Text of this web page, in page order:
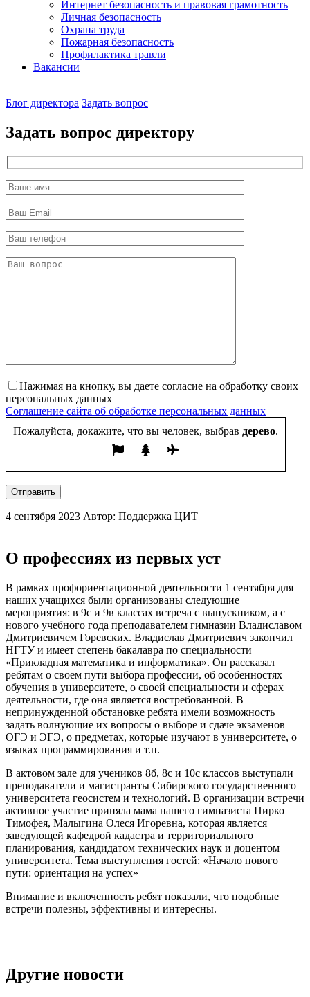
Интернет безопасность и правовая грамотность
Личная безопасность
Охрана труда
Пожарная безопасность
Профилактика травли
Вакансии
директор
Блог директора Задать вопрос
Задать вопрос директору
Нажимая на кнопку, вы даете согласие на обработку своих
персональных данных
Соглашение сайта об обработке персональных данных
Пожалуйста, докажите, что вы человек, выбрав дерево.
Отправить
4 сентября 2023 Автор: Поддержка ЦИТ
О профессиях из первых уст
В рамках профориентационной деятельности 1 сентября для
наших учащихся были организованы следующие
мероприятия: в 9с и 9в классах встреча с выпускником, а с
нового учебного года преподавателем гимназии Владиславом
Дмитриевичем Горевских. Владислав Дмитриевич закончил
НГТУ и имеет степень бакалавра по специальности
«Прикладная математика и информатика». Он рассказал
ребятам о своем пути выбора профессии, об особенностях
обучения в университете, о своей специальности и сферах
деятельности, где она является востребованной. В
непринужденной обстановке ребята имели возможность
задать волнующие их вопросы о выборе и сдаче экзаменов
ОГЭ и ЭГЭ, о предметах, которые изучают в университете, о
языках программирования и т.п.
В актовом зале для учеников 8б, 8с и 10с классов выступали
преподаватели и магистранты Сибирского государственного
университета геосистем и технологий. В организации встречи
активное участие приняла мама нашего гимназиста Пирко
Тимофея, Малыгина Олеся Игоревна, которая является
заведующей кафедрой кадастра и территориального
планирования, кандидатом технических наук и доцентом
университета. Тема выступления гостей: «Начало нового
пути: ориентация на успех»
Внимание и включенность ребят показали, что подобные
встречи полезны, эффективны и интересны.
Другие новости